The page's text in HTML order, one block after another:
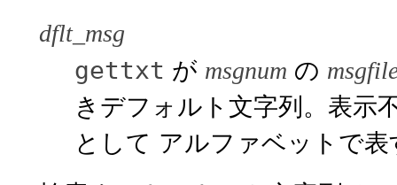
dflt_msg
gettxt が msgnum の
きデフォルト文字列。表示
として アルファベットで